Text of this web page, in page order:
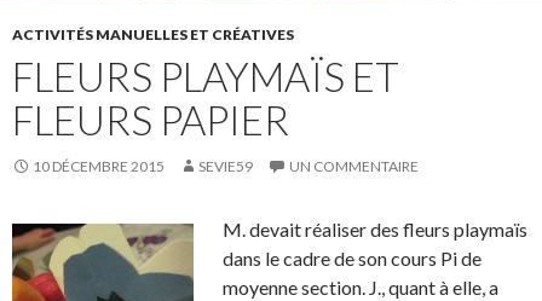
ACTIVITÉS MANUELLES ET CRÉATIVES
FLEURS PLAYMAÏS ET
FLEURS PAPIER
10 DÉCEMBRE 2015 SEVIE59 UN COMMENTAIRE
M. devait réaliser des fleurs playmaïs
dans le cadre de son cours Pi de
moyenne section. J., quant à elle, a